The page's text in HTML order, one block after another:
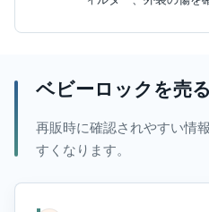
ベビーロックを売
再販時に確認されやすい情
すくなります。